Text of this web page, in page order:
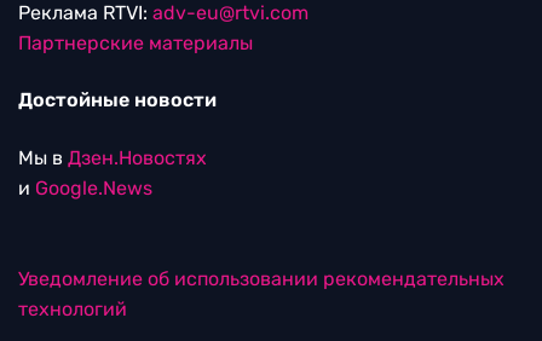
Реклама RTVI: adv-eu@rtvi.com
Партнерские материалы
Достойные новости
Мы в Дзен.Новостях
и Google.News
Уведомление об использовании рекомендательных
технологий